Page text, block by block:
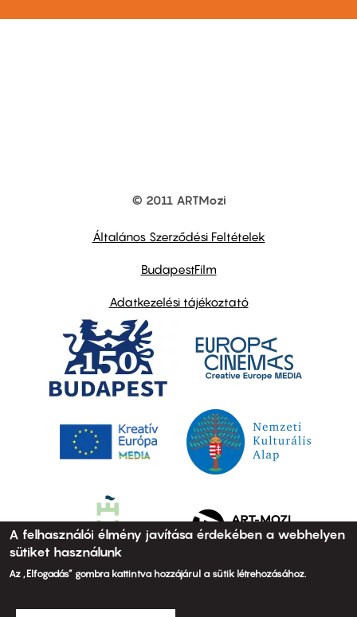
© 2011 ARTMozi
Általános Szerződési Feltételek
BudapestFilm
Adatkezelési tájékoztató
A felhasználói élmény javítása érdekében a webhelyen
sütiket használunk
Az „Elfogadás” gombra kattintva hozzájárul a sütik létrehozásához.